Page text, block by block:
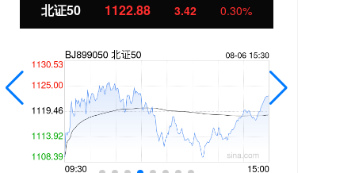
1122.88 3.42 0.30% 创业板指